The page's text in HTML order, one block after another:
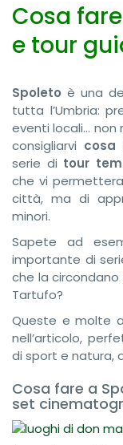
Cosa
e tour
Spoleto è una
tutta l’Umbria:
eventi locali… non
consigliarvi cosa
serie di tour
che vi
città, ma di
minori.
Sapete ad
importante di
che la
Tartufo?
Queste e molte
nell’articolo,
di sport e natura,
Cosa fare a
set